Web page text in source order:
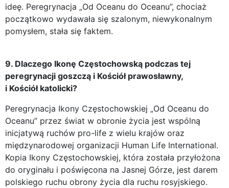
ideę. Peregrynacja „Od Oceanu do Oceanu”, chociaż
początkowo wydawała się szalonym, niewykonalnym
pomysłem, stała się faktem.
9. Dlaczego Ikonę Częstochowską podczas tej
peregrynacji goszczą i Kościół prawosławny,
i Kościół katolicki?
Peregrynacja Ikony Częstochowskiej „Od Oceanu do
Oceanu” przez świat w obronie życia jest wspólną
inicjatywą ruchów pro-life z wielu krajów oraz
międzynarodowej organizacji Human Life International.
Kopia Ikony Częstochowskiej, która została przyłożona
do oryginału i poświęcona na Jasnej Górze, jest darem
polskiego ruchu obrony życia dla ruchu rosyjskiego.